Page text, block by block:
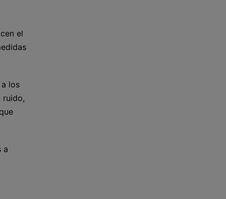
el
los
ruido,
a